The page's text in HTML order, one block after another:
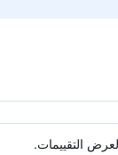
التقييمات.